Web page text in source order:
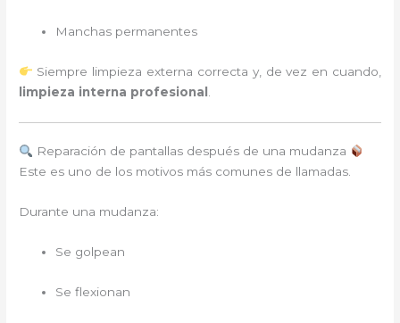
Manchas permanentes
Siempre limpieza externa correcta y, de vez en cuando,
limpieza interna profesional
Reparación de pantallas después de una mudanza
Este es uno de los motivos más comunes de llamadas.
Durante una mudanza:
Se golpean
Se flexionan